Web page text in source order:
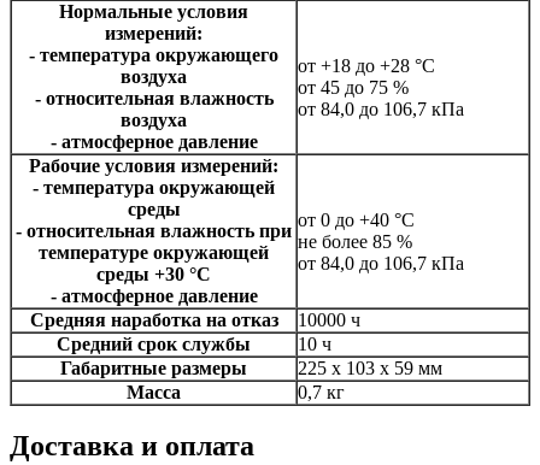
Нормальные условия
измерений:
- температура окружающего
воздуха
- относительная влажность
воздуха
- атмосферное давление
от +18 до +28 °С
от 45 до 75 %
от 84,0 до 106,7 кПа
Рабочие условия измерений:
- температура окружающей
среды
- относительная влажность при
температуре окружающей
среды +30 °С
- атмосферное давление
от 0 до +40 °С
не более 85 %
от 84,0 до 106,7 кПа
Средняя наработка на отказ
10000 ч
Средний срок службы
10 ч
Габаритные размеры
225 x 103 x 59 мм
Масса
0,7 кг
Доставка и оплата